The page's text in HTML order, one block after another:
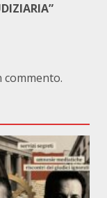
commento.